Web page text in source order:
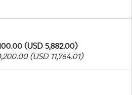
(USD 5,882.00)
(USD 11,764.01)